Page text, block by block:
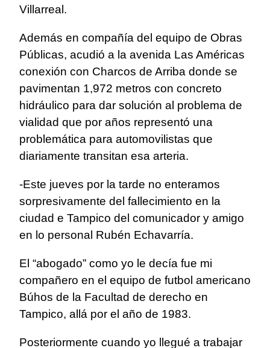
Villarreal.
Además en compañía del equipo de Obras
Públicas, acudió a la avenida Las Américas
conexión con Charcos de Arriba donde se
pavimentan 1,972 metros con concreto
hidráulico para dar solución al problema de
vialidad que por años representó una
problemática para automovilistas que
diariamente transitan esa arteria.
-Este jueves por la tarde no enteramos
sorpresivamente del fallecimiento en la
ciudad e Tampico del comunicador y amigo
en lo personal Rubén Echavarría.
El “abogado” como yo le decía fue mi
compañero en el equipo de futbol americano
Búhos de la Facultad de derecho en
Tampico, allá por el año de 1983.
Posteriormente cuando yo llegué a trabajar